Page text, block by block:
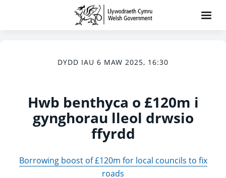
DYDD IAU 6 MAW 2025, 16:30
Hwb benthyca o £120m i
gynghorau lleol drwsio
ffyrdd
Borrowing boost of £120m for local councils to fix
roads